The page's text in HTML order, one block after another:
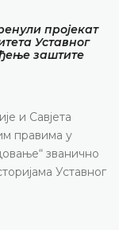
пројекат
Уставног
заштите
и Савјета
правима у
званично
Уставног